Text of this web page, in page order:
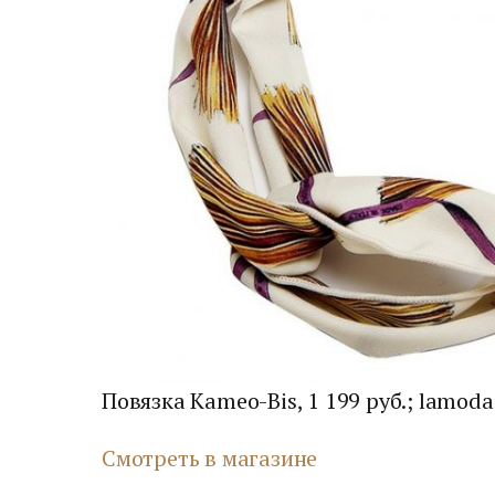
Повязка Kameo-Bis, 1 199 руб.;
Смотреть в магазине